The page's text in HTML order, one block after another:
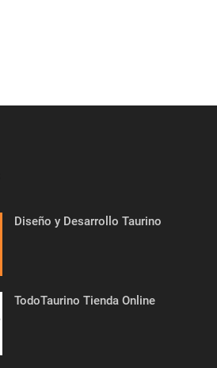
Diseño y Desarrollo Taurino
TodoTaurino Tienda Online